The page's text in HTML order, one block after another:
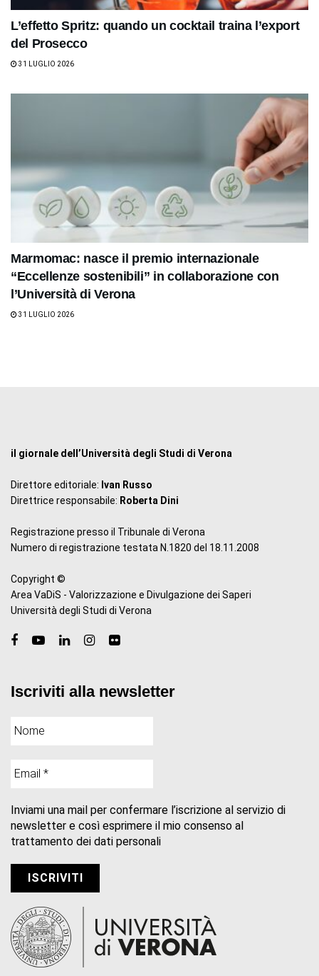
L’effetto Spritz: quando un cocktail traina l’export
del Prosecco
31 LUGLIO 2026
Marmomac: nasce il premio internazionale
“Eccellenze sostenibili” in collaborazione con
l’Università di Verona
31 LUGLIO 2026
il giornale dell’Università degli Studi di Verona
Direttore editoriale: Ivan Russo
Direttrice responsabile: Roberta Dini
Registrazione presso il Tribunale di Verona
Numero di registrazione testata N.1820 del 18.11.2008
Copyright ©
Area VaDiS - Valorizzazione e Divulgazione dei Saperi
Università degli Studi di Verona
Iscriviti alla newsletter
Inviami una mail per confermare l’iscrizione al servizio di
newsletter e così esprimere il mio consenso al
trattamento dei dati personali